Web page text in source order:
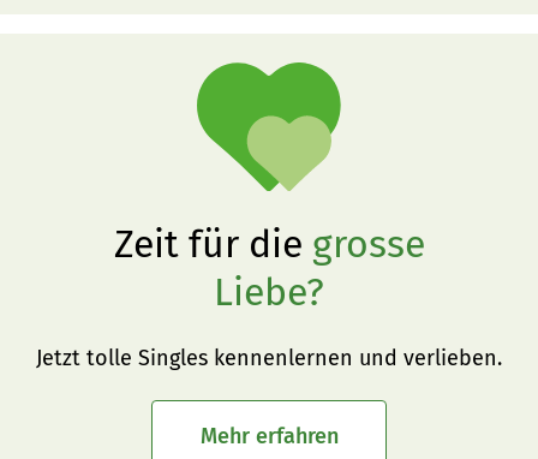
Zeit für die grosse
Liebe?
Jetzt tolle Singles kennenlernen und verlieben.
Mehr erfahren